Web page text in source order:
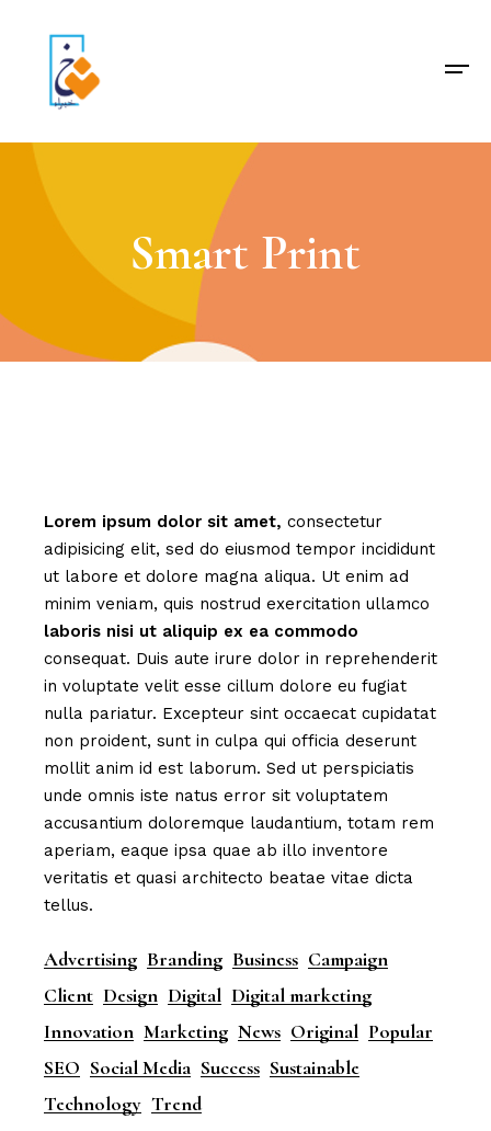
Smart Print
Lorem ipsum dolor sit amet, consectetur
adipisicing elit, sed do eiusmod tempor incididunt
ut labore et dolore magna aliqua. Ut enim ad
minim veniam, quis nostrud exercitation ullamco
laboris nisi ut aliquip ex ea commodo
consequat. Duis aute irure dolor in reprehenderit
in voluptate velit esse cillum dolore eu fugiat
nulla pariatur. Excepteur sint occaecat cupidatat
non proident, sunt in culpa qui officia deserunt
mollit anim id est laborum. Sed ut perspiciatis
unde omnis iste natus error sit voluptatem
accusantium doloremque laudantium, totam rem
aperiam, eaque ipsa quae ab illo inventore
veritatis et quasi architecto beatae vitae dicta
tellus.
Advertising Branding Business Campaign
Client Design Digital Digital marketing
Innovation Marketing News Original Popular
SEO Social Media Success Sustainable
Technology Trend